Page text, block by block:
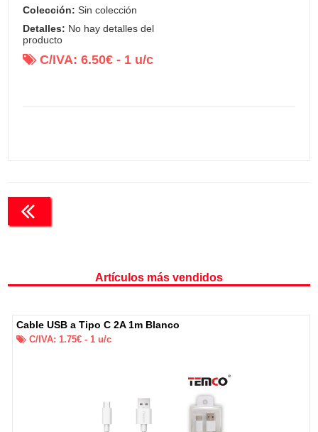
Colección: Sin colección
Detalles: No hay detalles del
producto
C/IVA:6.50€ - 1 u/c
Artículos más vendidos
Cable USB a Tipo C 2A 1m Blanco
C/IVA: 1.75€ - 1u/c